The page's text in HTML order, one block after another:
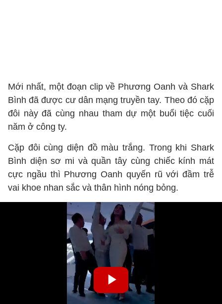
Mới nhất, một đoạn clip về Phương Oanh và Shark
Bình đã được cư dân mạng truyền tay. Theo đó cặp
đôi này đã cùng nhau tham dự một buổi tiệc cuối
năm ở công ty.
Cặp đôi cùng diện đồ màu trắng. Trong khi Shark
Bình diện sơ mi và quần tây cùng chiếc kính mát
cực ngầu thì Phương Oanh quyến rũ với đầm trễ
vai khoe nhan sắc và thân hình nóng bỏng.